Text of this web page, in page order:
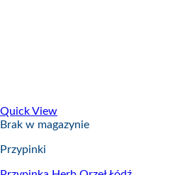
Quick View
Brak w magazynie
Przypinki